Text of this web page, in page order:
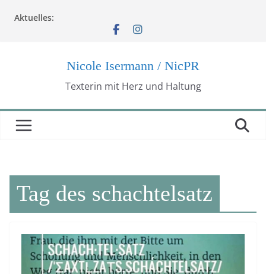
Inhalt
Aktuelles:
Nicole Isermann / NicPR
Texterin mit Herz und Haltung
Tag des schachtelsatz